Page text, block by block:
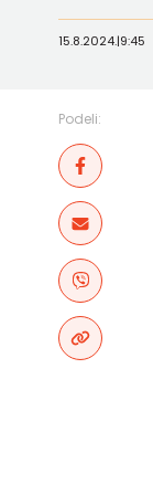
15.8.2024.|9:45
Podeli: